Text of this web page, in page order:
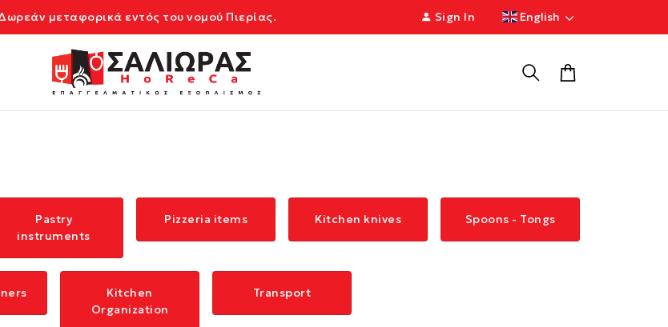
μεταφορικά εντός του νομού Πιερίας. Sign In English
Pastry
instruments
Pizzeria items Kitchen knives Spoons - Tongs
Kitchen
Organization
Transport